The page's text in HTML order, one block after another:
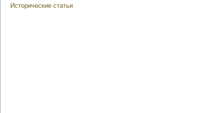
Исторические статьи